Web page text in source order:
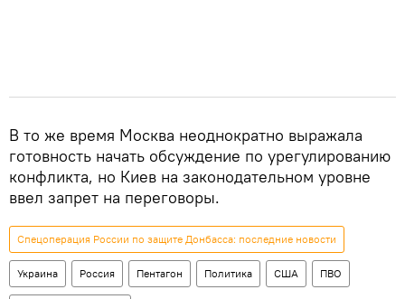
В то же время Москва неоднократно выражала
готовность начать обсуждение по урегулированию
конфликта, но Киев на законодательном уровне
ввел запрет на переговоры.
Спецоперация России по защите Донбасса: последние новости
Украина Россия Пентагон Политика США ПВО